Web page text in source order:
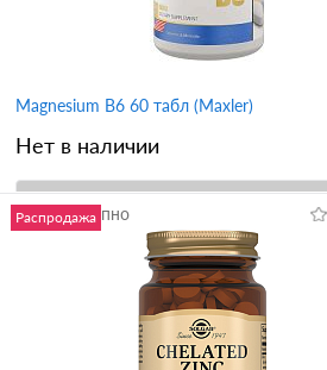
Magnesium B6 60 табл (Maxler)
Нет в наличии
Купить в 1 клик
Сравнение
В избранное
Распродажа
Недоступно